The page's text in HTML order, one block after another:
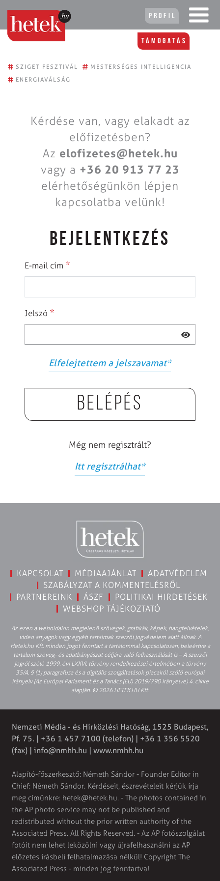
Profil
Támogatás
# SZIGET FESZTIVÁL # MESTERSÉGES INTELLIGENCIA
# ENERGIAVÁLSÁG
Kérdése van, vagy elakadt az
előfizetésben?
Az elofizetes@hetek.hu
vagy a +36 20 913 77 23
elérhetőségünkön lépjen
kapcsolatba velünk!
BEJELENTKEZÉS
E-mail cím *
Jelszó *
Elfelejtettem a jelszavamat*
Belépés
Még nem regisztrált?
Itt regisztrálhat*
KAPCSOLAT MÉDIAAJÁNLAT
ADATVÉDELEM
SZABÁLYZAT A KOMMENTELÉSRŐL
PARTNEREINK
ÁSZF
POLITIKAI HIRDETÉSEK
WEBSHOP TÁJÉKOZTATÓ
Az ezen a weboldalon megjelenő szövegek, grafikák, képek, hangfelvételek,
video anyagok vagy egyéb tartalmak szerzői jogvédelem alatt állnak. A
Hetek.hu Kft. minden jogot fenntart a tartalommal kapcsolatosan, beleértve a
tartalom szöveg- és adatbányászat céljára való felhasználását is – A szerzői
jogról szóló 1999. évi LXXVI. törvény rendelkezései értelmében a törvény
35/A. § (1) paragrafusa és a digitális szolgáltatások piacairól szóló európai
irányelv (Az Európai Parlament és a Tanács (EU) 2019/790 Irányelve) 4. cikke
alapján. © 2026 HETEK.HU Kft.
Nemzeti Média - és Hírközlési Hatóság, 1525 Budapest,
Pf. 75. | +36 1 457 7100 (telefon) | +36 1 356 5520
(fax) | info@nmhh.hu | www.nmhh.hu
Alapító-főszerkesztő: Németh Sándor - Founder Editor in
Chief: Németh Sándor. Kérdéseit, észrevételeit kérjük írja
meg címünkre: hetek@hetek.hu. - The photos contained in
the AP photo service may not be published and
redistributed without the prior written authority of the
Associated Press. All Rights Reserved. - Az AP fotószolgálat
fotóit nem lehet leközölni vagy újrafelhasználni az AP
előzetes írásbeli felhatalmazása nélkül! Copyright The
Associated Press - minden jog fenntartva!